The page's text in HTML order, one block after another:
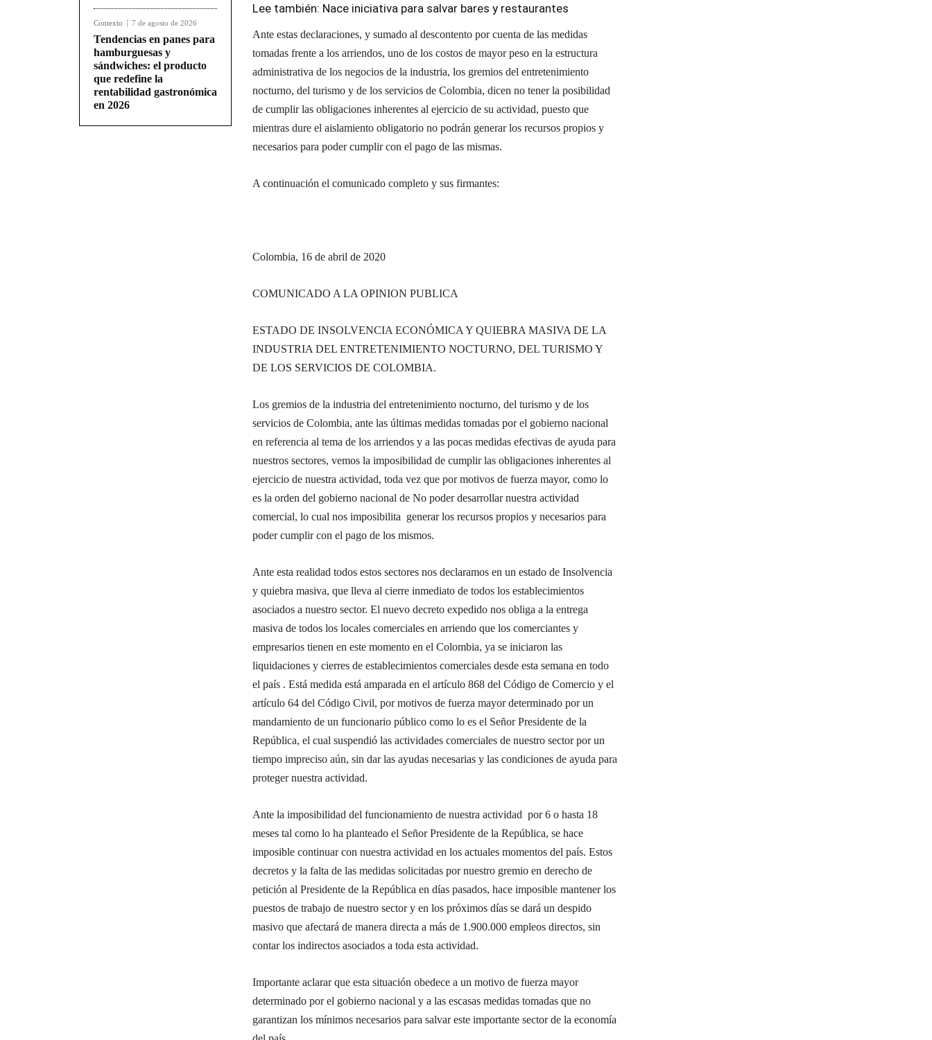
Contexto 7 de agosto de 2026
Tendencias en panes para
hamburguesas y
sándwiches: el producto
que redefine la
rentabilidad gastronómica
en 2026
Lee también: Nace iniciativa para salvar bares y restaurantes
Ante estas declaraciones, y sumado al descontento por cuenta de las medidas
tomadas frente a los arriendos, uno de los costos de mayor peso en la estructura
administrativa de los negocios de la industria, los gremios del entretenimiento
nocturno, del turismo y de los servicios de Colombia, dicen no tener la posibilidad
de cumplir las obligaciones inherentes al ejercicio de su actividad, puesto que
mientras dure el aislamiento obligatorio no podrán generar los recursos propios y
necesarios para poder cumplir con el pago de las mismas.
A continuación el comunicado completo y sus firmantes:
Colombia, 16 de abril de 2020
COMUNICADO A LA OPINION PUBLICA
ESTADO DE INSOLVENCIA ECONÓMICA Y QUIEBRA MASIVA DE LA
INDUSTRIA DEL ENTRETENIMIENTO NOCTURNO, DEL TURISMO Y
DE LOS SERVICIOS DE COLOMBIA.
Los gremios de la industria del entretenimiento nocturno, del turismo y de los
servicios de Colombia, ante las últimas medidas tomadas por el gobierno nacional
en referencia al tema de los arriendos y a las pocas medidas efectivas de ayuda para
nuestros sectores, vemos la imposibilidad de cumplir las obligaciones inherentes al
ejercicio de nuestra actividad, toda vez que por motivos de fuerza mayor, como lo
es la orden del gobierno nacional de No poder desarrollar nuestra actividad
comercial, lo cual nos imposibilita generar los recursos propios y necesarios para
poder cumplir con el pago de los mismos.
Ante esta realidad todos estos sectores nos declaramos en un estado de Insolvencia
y quiebra masiva, que lleva al cierre inmediato de todos los establecimientos
asociados a nuestro sector. El nuevo decreto expedido nos obliga a la entrega
masiva de todos los locales comerciales en arriendo que los comerciantes y
empresarios tienen en este momento en el Colombia, ya se iniciaron las
liquidaciones y cierres de establecimientos comerciales desde esta semana en todo
el país . Está medida está amparada en el artículo 868 del Código de Comercio y el
artículo 64 del Código Civil, por motivos de fuerza mayor determinado por un
mandamiento de un funcionario público como lo es el Señor Presidente de la
República, el cual suspendió las actividades comerciales de nuestro sector por un
tiempo impreciso aún, sin dar las ayudas necesarias y las condiciones de ayuda para
proteger nuestra actividad.
Ante la imposibilidad del funcionamiento de nuestra actividad por 6 o hasta 18
meses tal como lo ha planteado el Señor Presidente de la República, se hace
imposible continuar con nuestra actividad en los actuales momentos del país. Estos
decretos y la falta de las medidas solicitadas por nuestro gremio en derecho de
petición al Presidente de la República en días pasados, hace imposible mantener los
puestos de trabajo de nuestro sector y en los próximos días se dará un despido
masivo que afectará de manera directa a más de 1.900.000 empleos directos, sin
contar los indirectos asociados a toda esta actividad.
Importante aclarar que esta situación obedece a un motivo de fuerza mayor
determinado por el gobierno nacional y a las escasas medidas tomadas que no
garantizan los mínimos necesarios para salvar este importante sector de la economía